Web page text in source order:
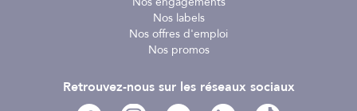
Nos labels
Nos offres d'emploi
Nos promos
Retrouvez-nous sur les réseaux sociaux